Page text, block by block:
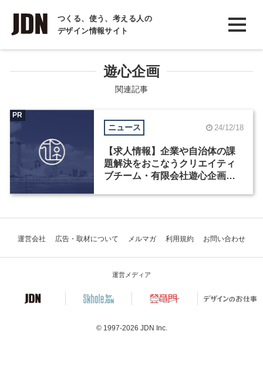
つくる、使う、考える人の
デザイン情報サイト
INTERVIEW
インタビュー
COLUMN
遊心企画
関連記事
ニュース 24/12/18
【求人情報】企業や自治体の課
題解決をおこなうクリエイティ
ブチーム・有限会社遊心企画
PR
運営会社 広告・取材について メルマガ 利用規約 お問い合わせ
運営メディア
© 1997-2026 JDN Inc.